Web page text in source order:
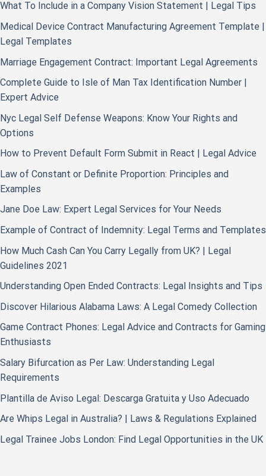
What To Include in a Company Vision Statement | Legal Tips
Medical Device Contract Manufacturing Agreement Template |
Legal Templates
Marriage Engagement Contract: Important Legal Agreements
Complete Guide to Isle of Man Tax Identification Number |
Expert Advice
Nyc Legal Self Defense Weapons: Know Your Rights and
Options
How to Prevent Default Form Submit in React | Legal Advice
Law of Constant or Definite Proportion: Principles and
Examples
Jane Doe Law: Expert Legal Services for Your Needs
Example of Contract of Indemnity: Legal Terms and Templates
How Much Cash Can You Carry Legally from UK? | Legal
Guidelines 2021
Understanding Open Ended Contracts: Legal Insights and Tips
Discover Hilarious Alabama Laws: A Legal Comedy Collection
Game Contract Phones: Legal Advice and Contracts for Gaming
Enthusiasts
Salary Bifurcation as Per Law: Understanding Legal
Requirements
Plantilla de Aviso Legal: Descarga Gratuita y Uso Adecuado
Are Whips Legal in Australia? | Laws & Regulations Explained
Legal Trainee Jobs London: Find Legal Opportunities in the UK